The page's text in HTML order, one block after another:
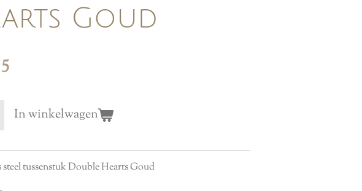
Goud
In winkelwagen
steel tussenstuk Double Hearts Goud